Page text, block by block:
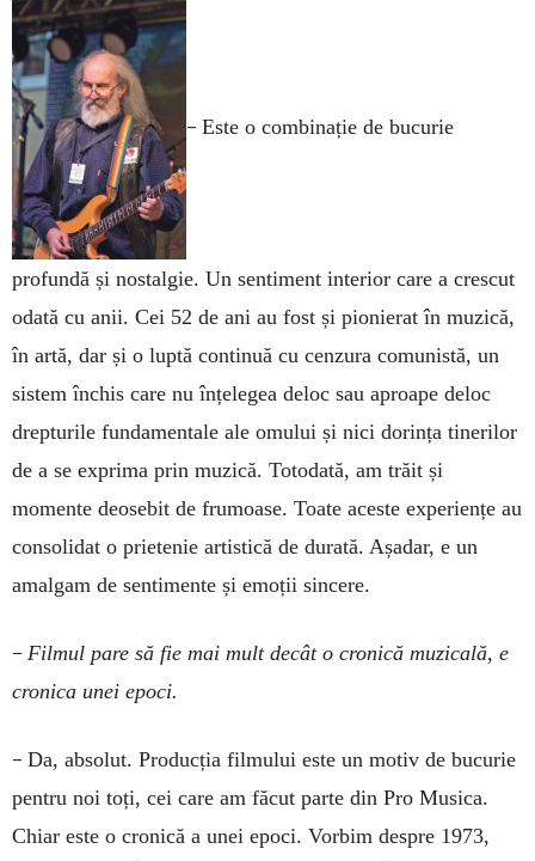
– Este o combinație de bucurie
profundă și nostalgie. Un sentiment interior care a crescut
odată cu anii. Cei 52 de ani au fost și pionierat în muzică,
în artă, dar și o luptă continuă cu cenzura comunistă, un
sistem închis care nu înțelegea deloc sau aproape deloc
drepturile fundamentale ale omului și nici dorința tinerilor
de a se exprima prin muzică. Totodată, am trăit și
momente deosebit de frumoase. Toate aceste experiențe au
consolidat o prietenie artistică de durată. Așadar, e un
amalgam de sentimente și emoții sincere.
– Filmul pare să fie mai mult decât o cronică muzicală, e
cronica unei epoci.
– Da, absolut. Producția filmului este un motiv de bucurie
pentru noi toți, cei care am făcut parte din Pro Musica.
Chiar este o cronică a unei epoci. Vorbim despre 1973,